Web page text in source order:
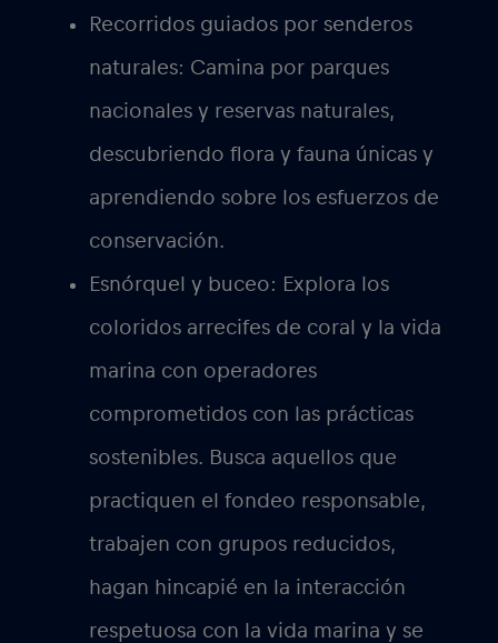
Recorridos guiados por senderos
naturales: Camina por parques
nacionales y reservas naturales,
descubriendo flora y fauna únicas y
aprendiendo sobre los esfuerzos de
conservación.
Esnórquel y buceo: Explora los
coloridos arrecifes de coral y la vida
marina con operadores
comprometidos con las prácticas
sostenibles. Busca aquellos que
practiquen el fondeo responsable,
trabajen con grupos reducidos,
hagan hincapié en la interacción
respetuosa con la vida marina y se